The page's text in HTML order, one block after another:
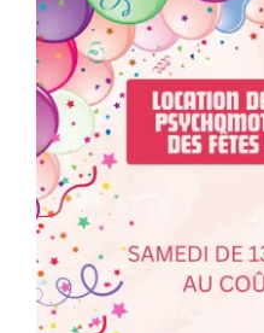
Programmation
Mon Compte
Panier
OFFRES D’EMPLOI